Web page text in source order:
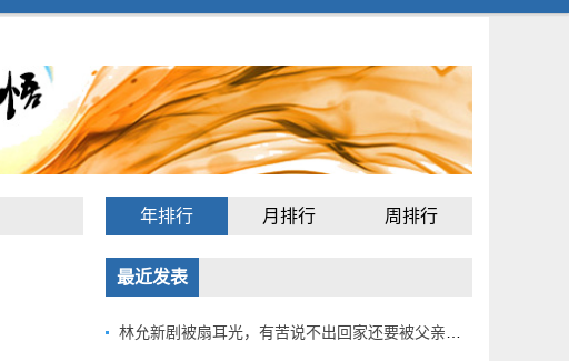
年排行 月排行 周排行
最近发表